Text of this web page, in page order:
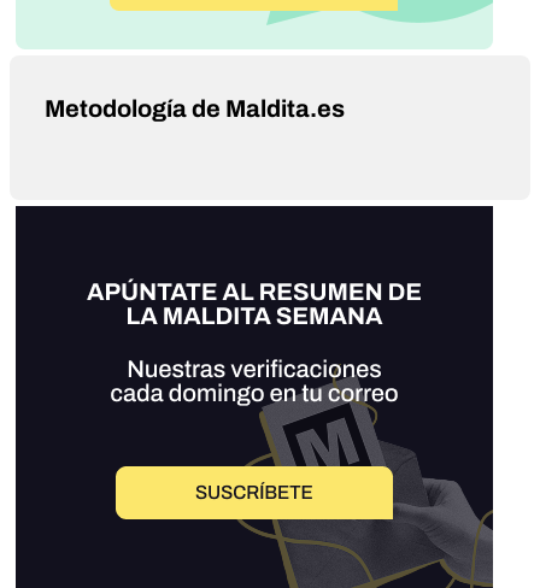
Metodología de Maldita.es